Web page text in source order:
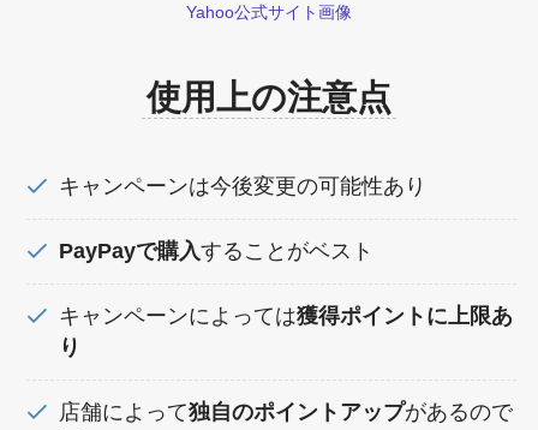
Yahoo公式サイト画像
使用上の注意点
キャンペーンは今後変更の可能性あり
PayPayで購入することがベスト
キャンペーンによっては獲得ポイントに上限あ
り
店舗によって独自のポイントアップがあるので